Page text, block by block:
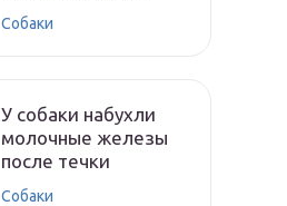
Собаки
У собаки набухли
молочные железы
после течки
Собаки